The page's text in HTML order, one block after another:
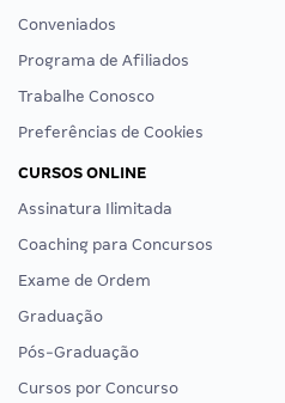
Conveniados
Programa de Afiliados
Trabalhe Conosco
Preferências de Cookies
CURSOS ONLINE
Assinatura Ilimitada
Coaching para Concursos
Exame de Ordem
Graduação
Pós-Graduação
Cursos por Concurso